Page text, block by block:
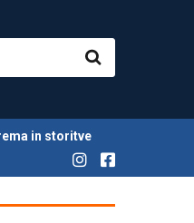
in storitve